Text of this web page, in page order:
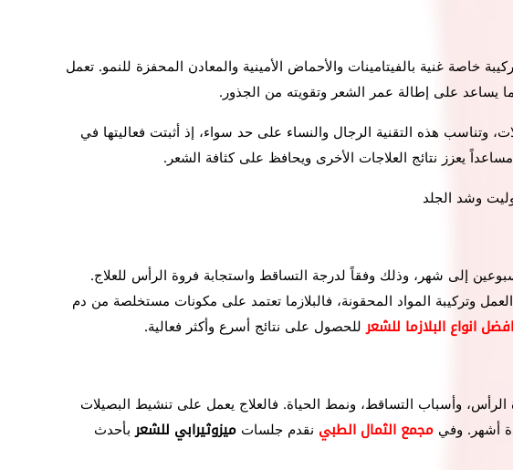
خاصة غنية بالفيتامينات والأحماض الأمينية والمعادن المحفزة للنمو. تعمل
يساعد على إطالة عمر الشعر وتقويته من الجذور.
وتناسب هذه التقنية الرجال والنساء على حد سواء، إذ أثبتت فعاليتها في
مساعداً يعزز نتائج العلاجات الأخرى ويحافظ على كثافة الشعر.
وشد الجلد
إلى شهر، وذلك وفقاً لدرجة التساقط واستجابة فروة الرأس للعلاج.
وتركيبة المواد المحقونة، فالبلازما تعتمد على مكونات مستخلصة من دم
افضل انواع البلازما للشعرللحصول على نتائج أسرع وأكثر فعالية.
وأسباب التساقط، ونمط الحياة. فالعلاج يعمل على تنشيط البصيلات
أشهر. وفي مجمع الثمال الطبي نقدم جلسات ميزوثيرابي للشعربأحدث